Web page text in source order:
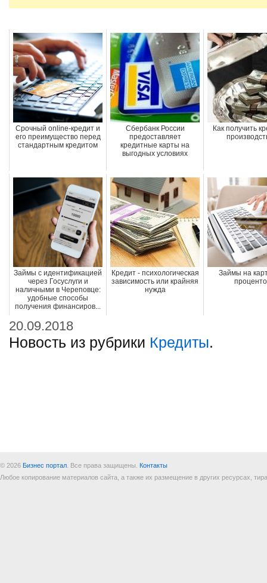
Срочный online-кредит и
его преимущество перед
стандартным кредитом
Сбербанк России
предоставляет
кредитные карты на
выгодных условиях
Как получить
Займы с идентификацией
через Госуслуги и
наличными в Череповце:
удобные способы
получения финансиров...
Кредит - психологическая
зависимость или крайняя
нужда
Займы на
20.09.2018
Новость из рубрики Кредиты.
© 2026 Бизнес портал . Все права защищены. Контакты
Любое копирование материалов сайта, а также их размещение в других ресурсах,